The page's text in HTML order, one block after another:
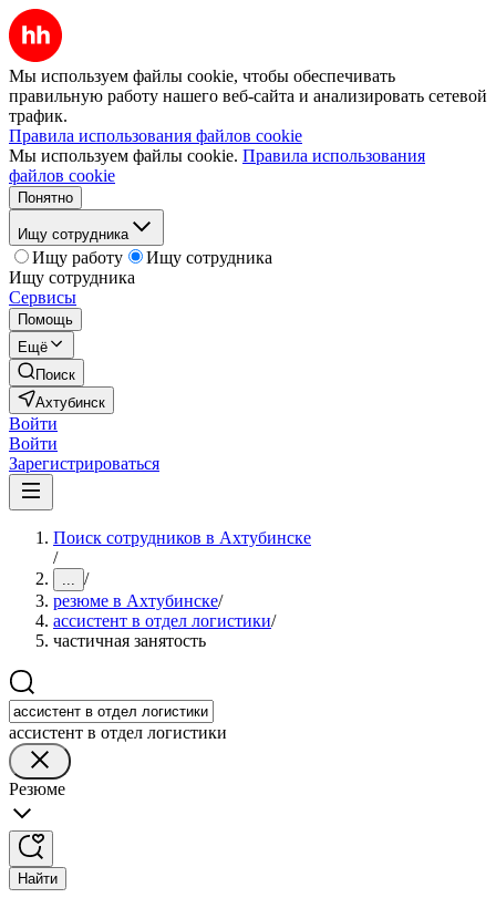
Мы используем файлы cookie, чтобы обеспечивать
правильную работу нашего веб-сайта и анализировать сетевой
трафик.
Правила использования файлов cookie
Мы используем файлы cookie. Правила использования
файлов cookie
Понятно
Ищу сотрудника
Ищу работу
Ищу сотрудника
Ищу сотрудника
Сервисы
Помощь
Ещё
Поиск
Ахтубинск
Войти
Войти
Зарегистрироваться
Поиск сотрудников в Ахтубинске
/
... /
резюме в Ахтубинске/
ассистент в отдел логистики/
частичная занятость
ассистент в отдел логистики
Резюме
Найти